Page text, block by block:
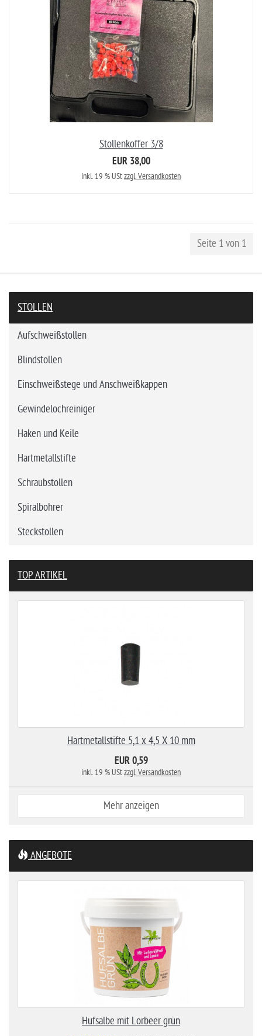
Stollenkoffer 3/8
EUR 38,00
inkl. 19 % UStzzgl. Versandkosten
Seite 1 von 1
STOLLEN
Aufschweißstollen
Blindstollen
Einschweißstege und Anschweißkappen
Gewindelochreiniger
Haken und Keile
Hartmetallstifte
Schraubstollen
Spiralbohrer
Steckstollen
TOP ARTIKEL
Hartmetallstifte 5,1 x 4,5 X 10 mm
EUR 0,59
inkl. 19 % UStzzgl. Versandkosten
Mehr anzeigen
ANGEBOTE
Hufsalbe mit Lorbeer grün